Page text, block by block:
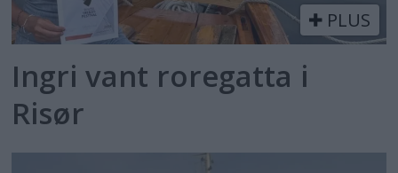
PLUS
Ingri vant roregatta i
Risør